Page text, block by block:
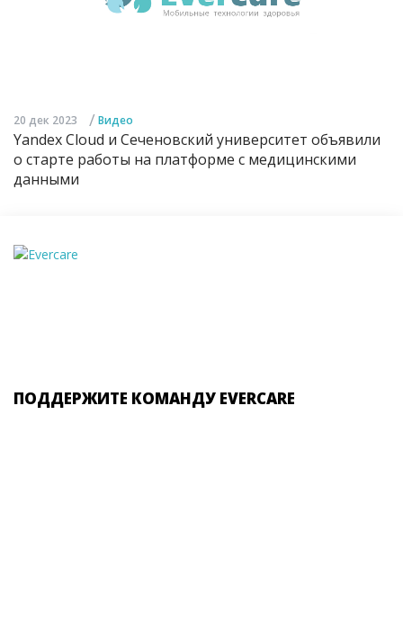
20 дек 2023 / Видео
Yandex Cloud и Сеченовский университет объявили
о старте работы на платформе с медицинскими
данными
ПОДДЕРЖИТЕ КОМАНДУ EVERCARE